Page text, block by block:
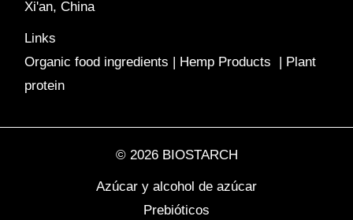
Xi'an, China
Links
Organic food ingredients | Hemp Products | Plant
protein
© 2026 BIOSTARCH
Azúcar y alcohol de azúcar
Prebióticos